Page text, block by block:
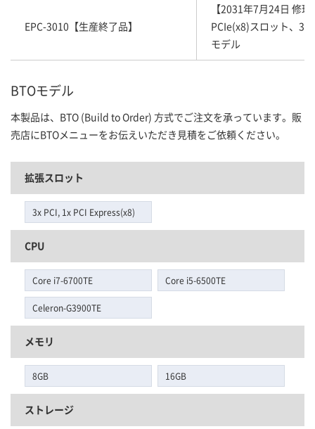
EPC-3010【生産終了品】
【2031年7月24日 修
PCIe(x8)スロット、3
モデル
BTOモデル
本製品は、BTO (Build to Order) 方式でご注文を承っています。販
売店にBTOメニューをお伝えいただき見積をご依頼ください。
拡張スロット
3x PCI, 1x PCI Express(x8)
CPU
Core i7-6700TE Core i5-6500TE
Celeron-G3900TE
メモリ
8GB 16GB
ストレージ